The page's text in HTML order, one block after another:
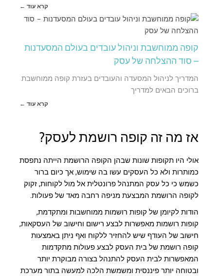
קרא עוד ←
קופה ממוחשבת וניהול עובדים בעולם המסעדנות
– סוד ההצלחה של עסק
המדריך לניהול המסעדה והעובדים בעזרת קופה ממוחשבת
ברוכים הבאים למדריך
קרא עוד ←
אז מה זה קופה רושמת לעסק?
אולי היו תקופות שונות שבהן הקופה הרושמת הייתה נתפסת
כמותרות ולא כל העסקים עשו בה שימוש, אך כיום ברור
כשמש כי כל עסק המתנהל פרונטלית אל מול לקוחות, זקוק
לקופה הרושמת המבצעת מניפה רחבה מאד של פעולות.
הודות לקיומן של קופות רושמות ממוחשבות ומתקדמת,
קופות רושמות מאפשרות לבצע רישום וחישוב של העסקאות,
חישוב של העודף שיש להחזיר ללקוח ואף ניתן באמצעות
קופה רושמת של בית העסק לבצע פעולות מתקדמות
המאפשרות לבית העסק להתנהל בצורה מבוקרת יותר
ובטוחה יותר פיננסית ומשמשת הלכה למעשה בתור מערכת